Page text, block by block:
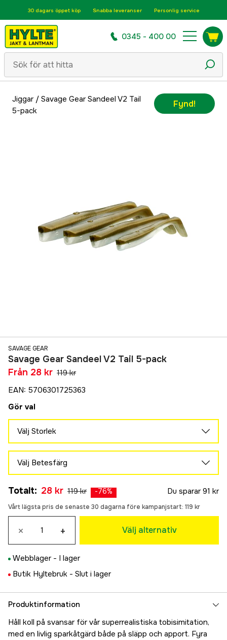
30 dagars öppet köp Snabba leveranser Personlig service
0345 - 400 00
Jiggar/ Savage Gear Sandeel V2 Tail
5-pack
Fynd!
SAVAGE GEAR
Savage Gear Sandeel V2 Tail 5-pack
Från 28 kr 119 kr
EAN: 5706301725363
Gör val
Välj Storlek
9,5 cm
119 kr
11 cm
12,5 cm
149 kr
Välj Betesfärg
119 kr
Khaki
119 kr
White Pearl Silver
90 kr
Lemon Back
90 kr
Totalt: 28 kr 119 kr -76% Du sparar 91 kr
Vårt lägsta pris de senaste 30 dagarna före kampanjstart: 119 kr
× + Välj alternativ
Webblager - I lager
Butik Hyltebruk - Slut i lager
Produktinformation
Håll koll på svansar för vår superrealistiska tobisimitation,
med en livlig sparkåtgärd både på släpp och apport. Fyra